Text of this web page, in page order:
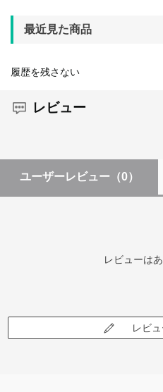
最近見た商品
履歴を残さない
レビュー
ユーザーレビュー （0）
レビューは
レビ